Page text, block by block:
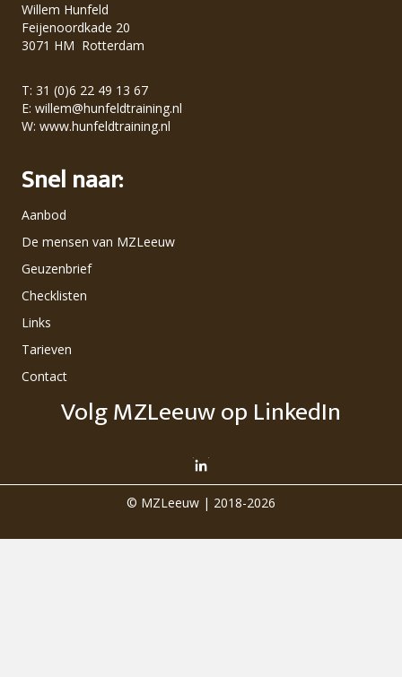
Willem Hunfeld
Feijenoordkade 20
3071 HM Rotterdam
T: 31 (0)6 22 49 13 67
E: willem@hunfeldtraining.nl
W: www.hunfeldtraining.nl
Snel naar:
Aanbod
De mensen van MZLeeuw
Geuzenbrief
Checklisten
Links
Tarieven
Contact
Volg MZLeeuw op LinkedIn
© MZLeeuw | 2018-2026